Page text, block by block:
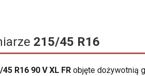
215/45 R16
R16 90 V XL FR objęte dożywotnią